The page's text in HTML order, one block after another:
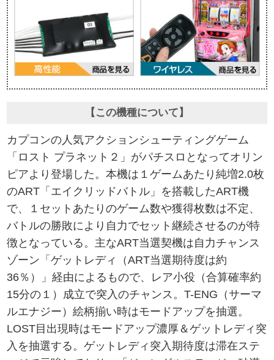
【この機種について】
カプコンの人気アクションシューティングゲーム
「ロスト プラネット２」がパチスロとなってオリン
ピアより登場した。本機は１ゲームあたり純増2.0枚
のART「エイクリッドバトル」を搭載したART機
で、１セットあたりのゲーム数や獲得枚数は不定、
バトルの勝敗により自力でセット継続させるのが特
徴となっている。主なART当選契機は自力チャンス
ゾーン「ゲットレディ（ART当選期待度は約
36％）」経由によるもので、レア小役（合算確率約
15分の１）成立で突入のチャンス。T-ENG（サーマ
ルエナジー）絵柄揃い時はモードアップを抽選。
LOST目出現時はモードアップ濃厚＆ゲットレディ突
入を抽選する。ゲットレディ突入期待度は滞在ステ